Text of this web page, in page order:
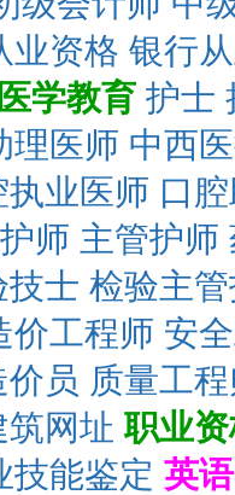
业资格 银行
医学教育 护士
理医师 中西
执业医师 口
师 主管护师
技士 检验主
价工程师 安
价员 质量工
筑网址 职业
技能鉴定 英